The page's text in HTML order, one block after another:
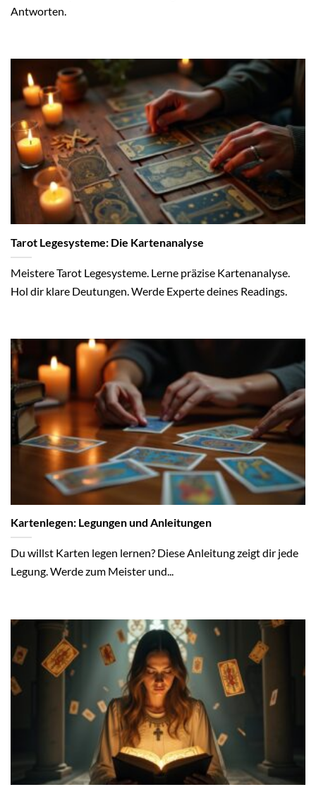
Antworten.
Tarot Legesysteme: Die Kartenanalyse
Meistere Tarot Legesysteme. Lerne präzise Kartenanalyse.
Hol dir klare Deutungen. Werde Experte deines Readings.
Kartenlegen: Legungen und Anleitungen
Du willst Karten legen lernen? Diese Anleitung zeigt dir jede
Legung. Werde zum Meister und...